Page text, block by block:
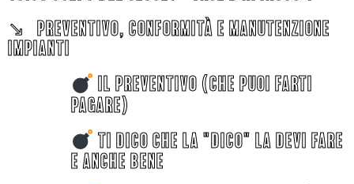
↘︎ PREVENTIVO, CONFORMITà E MANUTENZIONE
IMPIANTI
il PREVENTIVO (che puoi farti
pagare)
TI DICO CHE LA "DICO" LA DEVI FARE
E ANCHE BENE